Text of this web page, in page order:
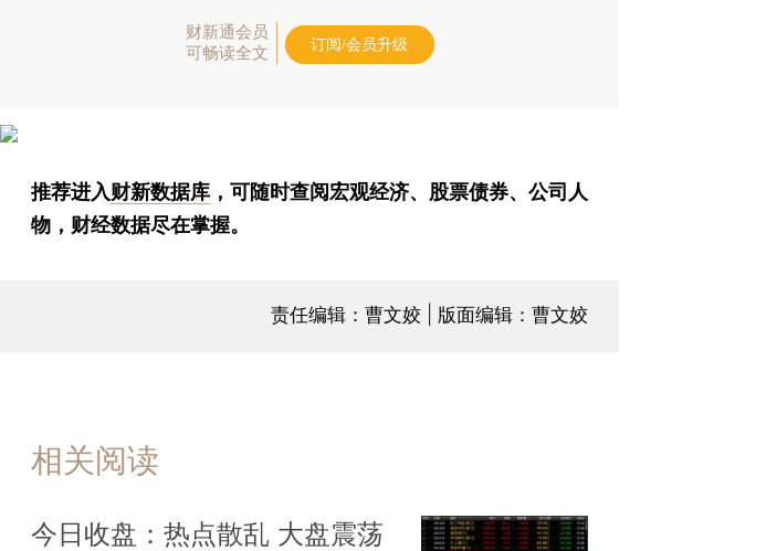
财新通会员
可畅读全文
订阅/会员升级
推荐进入财新数据库 ，可随时查阅宏观经济、股票债券、公司人
物，财经数据尽在掌握。
责任编辑：曹文姣 | 版面编辑：曹文姣
相关阅读
今日收盘：热点散乱 大盘震荡